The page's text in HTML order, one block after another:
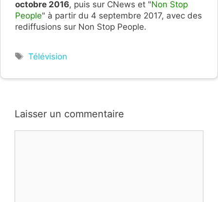
octobre 2016, puis sur CNews et "Non Stop
People" à partir du 4 septembre 2017, avec des
rediffusions sur Non Stop People.
Étiquettes
Télévision
Laisser un commentaire